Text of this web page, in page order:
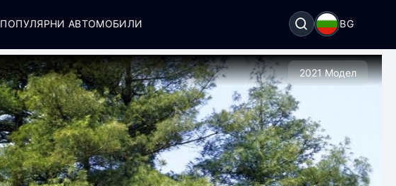
ПОПУЛЯРНИ АВТОМОБИЛИ BG
2021 Модел